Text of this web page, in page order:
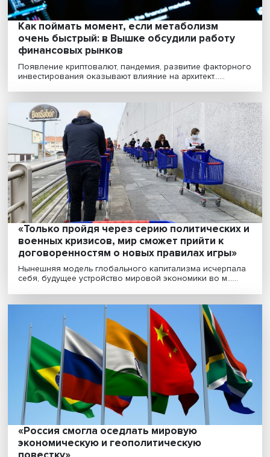
Анна Федюнина: двигателем шеринг-
экономики в России станут
От офисов и автомобилей до смартфонов и мебели
шеринговый оборот может быть пущено почти
Пришло время для зеленого диалога
со странами Азиатско-Тихоокеанского
региона
Несмотря на экономические проблемы,
санкционным давлением, усилия России по